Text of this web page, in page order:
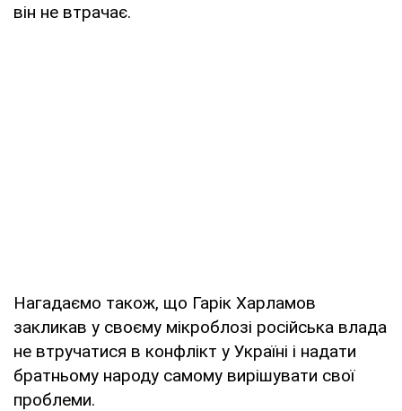
він не втрачає.
Нагадаємо також, що Гарік Харламов
закликав у своєму мікроблозі російська влада
не втручатися в конфлікт у Україні і надати
братньому народу самому вирішувати свої
проблеми.